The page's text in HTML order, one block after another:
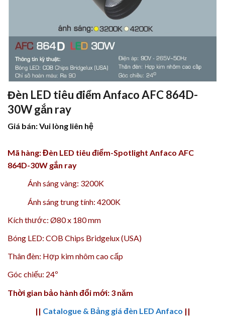
Đèn LED tiêu điểm Anfaco AFC 864D-
30W gắn ray
Giá bán: Vui lòng liên hệ
Mã hàng: Đèn LED tiêu điểm-Spotlight Anfaco AFC
864D-30W gắn ray
Ánh sáng vàng: 3200K
Ánh sáng trung tính: 4200K
Kích thước: Ø80 x 180 mm
Bóng LED: COB Chips Bridgelux (USA)
Thân đèn: Hợp kim nhôm cao cấp
Góc chiếu: 24º
Thời gian bảo hành đổi mới: 3 năm
|| Catalogue & Bảng giá đèn LED Anfaco ||